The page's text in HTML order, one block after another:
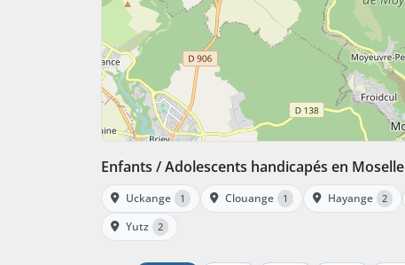
Enfants / Adolescents handicapés en Moselle
Uckange 1 Clouange 1 Hayange 2
Yutz 2